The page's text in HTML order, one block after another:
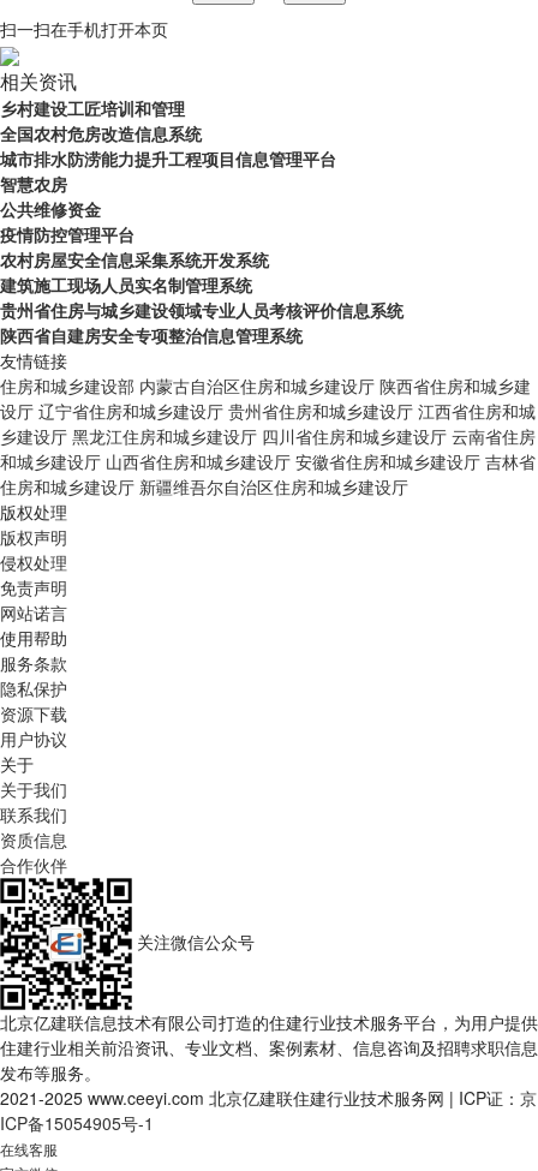
扫一扫在手机打开本页
相关资讯
乡村建设工匠培训和管理
全国农村危房改造信息系统
城市排水防涝能力提升工程项目信息管理平台
智慧农房
公共维修资金
疫情防控管理平台
农村房屋安全信息采集系统开发系统
建筑施工现场人员实名制管理系统
贵州省住房与城乡建设领域专业人员考核评价信息系统
陕西省自建房安全专项整治信息管理系统
友情链接
住房和城乡建设部 内蒙古自治区住房和城乡建设厅 陕西省住房和城乡建
设厅 辽宁省住房和城乡建设厅 贵州省住房和城乡建设厅 江西省住房和城
乡建设厅 黑龙江住房和城乡建设厅 四川省住房和城乡建设厅 云南省住房
和城乡建设厅 山西省住房和城乡建设厅 安徽省住房和城乡建设厅 吉林省
住房和城乡建设厅 新疆维吾尔自治区住房和城乡建设厅
版权处理
版权声明
侵权处理
免责声明
网站诺言
使用帮助
服务条款
隐私保护
资源下载
用户协议
关于
关于我们
联系我们
资质信息
合作伙伴
关注微信公众号
北京亿建联信息技术有限公司打造的住建行业技术服务平台，为用户提供
住建行业相关前沿资讯、专业文档、案例素材、信息咨询及招聘求职信息
发布等服务。
2021-2025 www.ceeyi.com 北京亿建联住建行业技术服务网 | ICP证： 京
ICP备15054905号-1
在线客服